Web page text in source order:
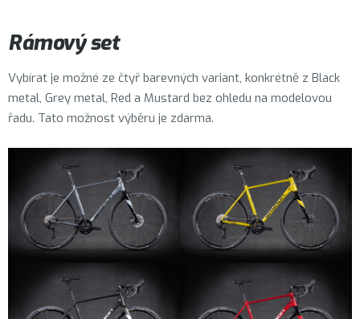
Rámový set
Vybírat je možné ze čtyř barevných variant, konkrétně z Black
metal, Grey metal, Red a Mustard bez ohledu na modelovou
řadu. Tato možnost výběru je zdarma.